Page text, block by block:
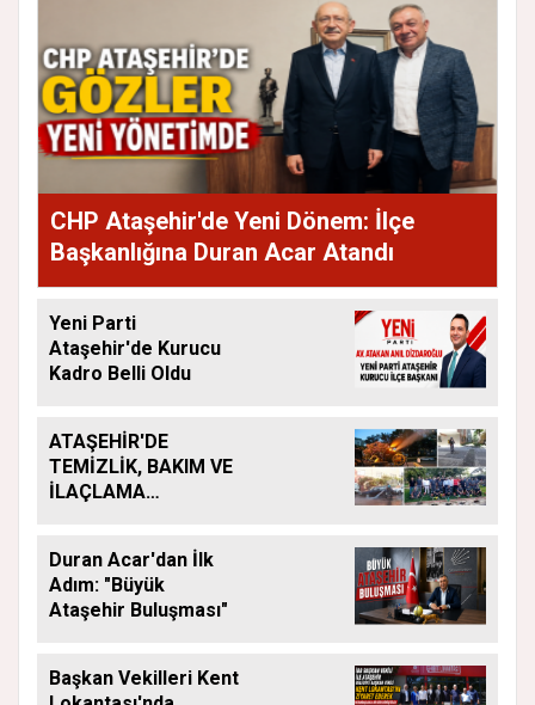
CHP Ataşehir'de Yeni Dönem: İlçe
Başkanlığına Duran Acar Atandı
Yeni Parti
Ataşehir'de Kurucu
Kadro Belli Oldu
ATAŞEHİR'DE
TEMİZLİK, BAKIM VE
İLAÇLAMA
Duran Acar'dan İlk
Adım: "Büyük
Ataşehir Buluşması"
Başkan Vekilleri Kent